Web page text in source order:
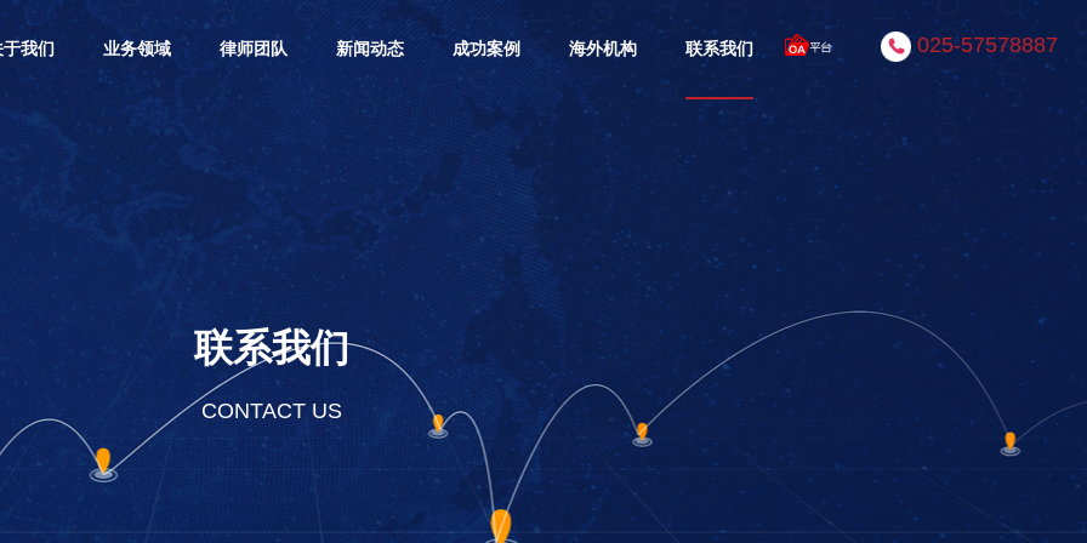
025-57578887
我们 业务领域 律师团队 新闻动态 成功案例 海外机构 联系我们
联系我们
CONTACT US